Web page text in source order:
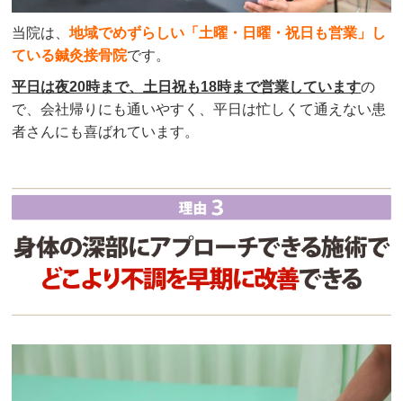
当院は、地域でめずらしい「土曜・日曜・祝日も営業」し
ている鍼灸接骨院です。
平日は夜20時まで、土日祝も18時まで営業していますの
で、会社帰りにも通いやすく、平日は忙しくて通えない患
者さんにも喜ばれています。